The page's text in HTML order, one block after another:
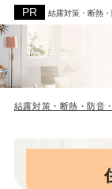
結露対策・断熱
結露対策・断熱・防音